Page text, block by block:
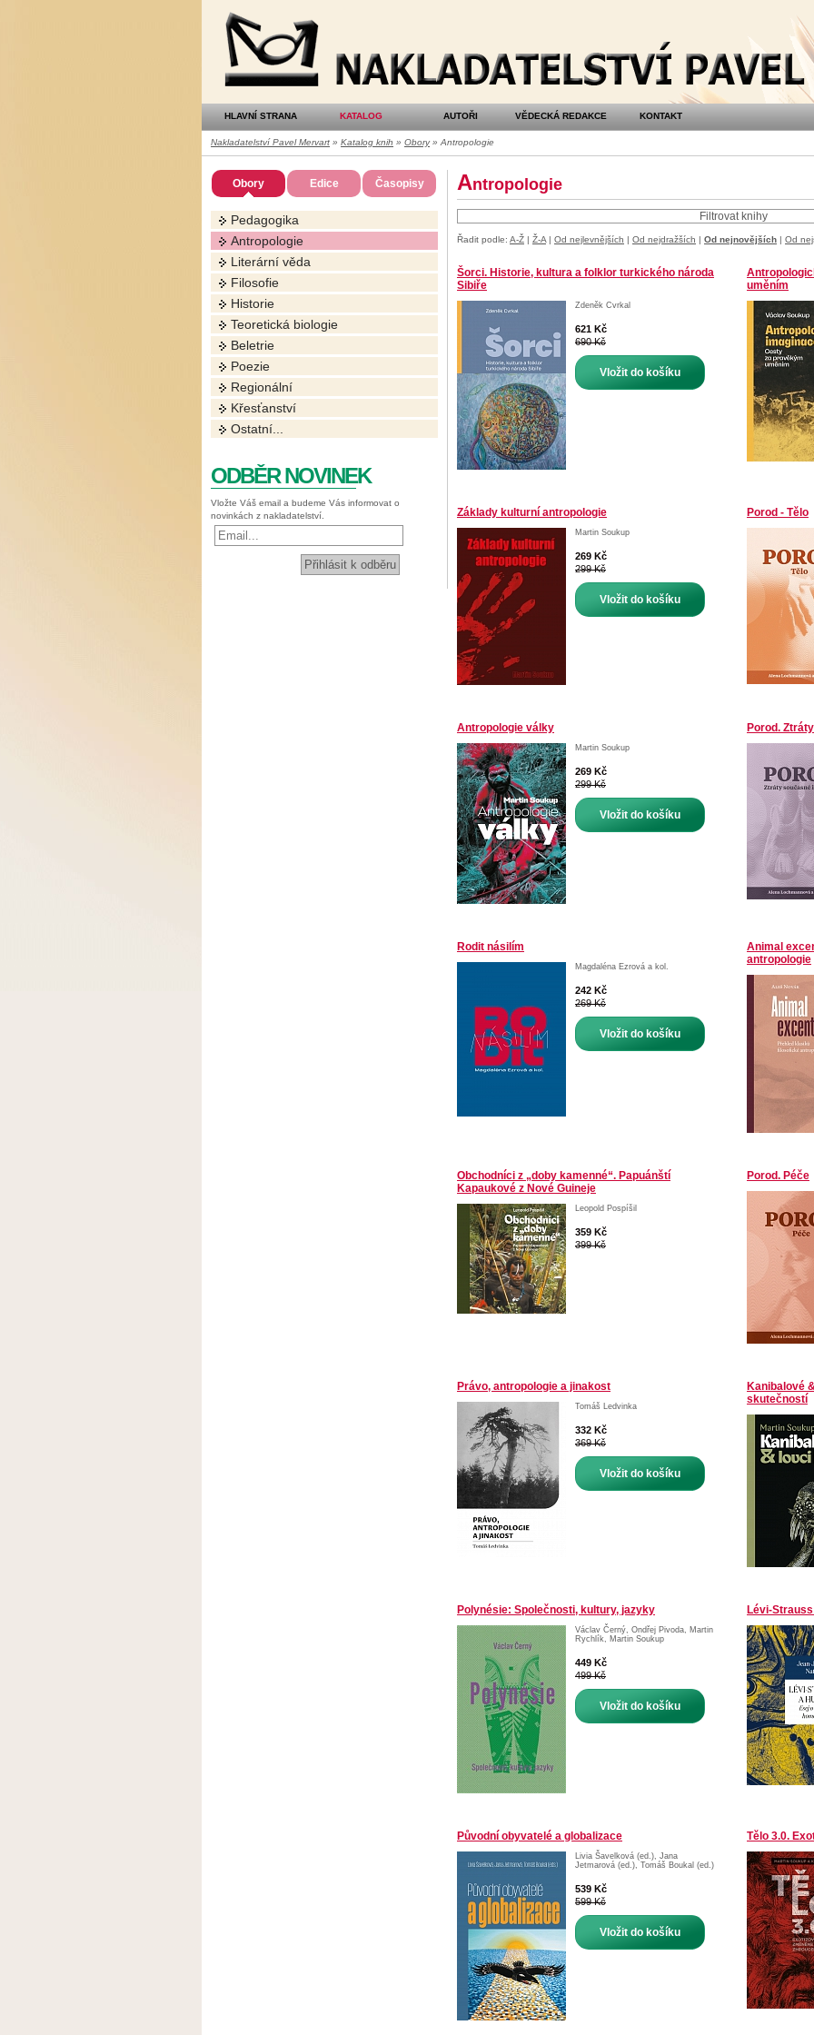
Nakladatelství
Pavel
Mervart
HLAVNÍ STRANA KATALOG AUTOŘI VĚDECKÁ REDAKCE KONTAKT
Nakladatelství Pavel Mervart » Katalog knih » Obory» Antropologie
Obory Edice Časopisy
Pedagogika
Antropologie
Literární věda
Filosofie
Historie
Teoretická biologie
Beletrie
Poezie
Regionální
Křesťanství
Ostatní...
ODBĚR NOVINEK
Vložte Váš email a budeme Vás informovat o
novinkách z nakladatelství.
Antropologie
Filtrovat knihy
Řadit podle: A-Ž | Ž-A | Od nejlevnějších | Od nejdražších | Od nejnovějších | Od
Šorci. Historie, kultura a folklor turkického národa
Sibiře
Zdeněk Cvrkal
621 Kč
690 Kč
Vložit do košíku
uměním
Základy kulturní antropologie
Martin Soukup
269 Kč
299 Kč
Vložit do košíku
Porod - Tělo
Antropologie války
Martin Soukup
269 Kč
299 Kč
Vložit do košíku
Porod.
Rodit násilím
Magdaléna Ezrová a kol.
242 Kč
269 Kč
Vložit do košíku
Animal
antropologie
Obchodníci z „doby kamenné“. Papuánští
Kapaukové z Nové Guineje
Leopold Pospíšil
359 Kč
399 Kč
Porod. Péče
Právo, antropologie a jinakost
Tomáš Ledvinka
332 Kč
369 Kč
Vložit do košíku
Kanibalové
skutečností
Polynésie: Společnosti, kultury, jazyky
Václav Černý, Ondřej Pivoda, Martin
Rychlík, Martin Soukup
449 Kč
499 Kč
Vložit do košíku
Lévi-
Původní obyvatelé a globalizace
Livia Šavelková (ed.), Jana
Jetmarová (ed.), Tomáš Boukal (ed.)
539 Kč
599 Kč
Vložit do košíku
Tělo 3.0.